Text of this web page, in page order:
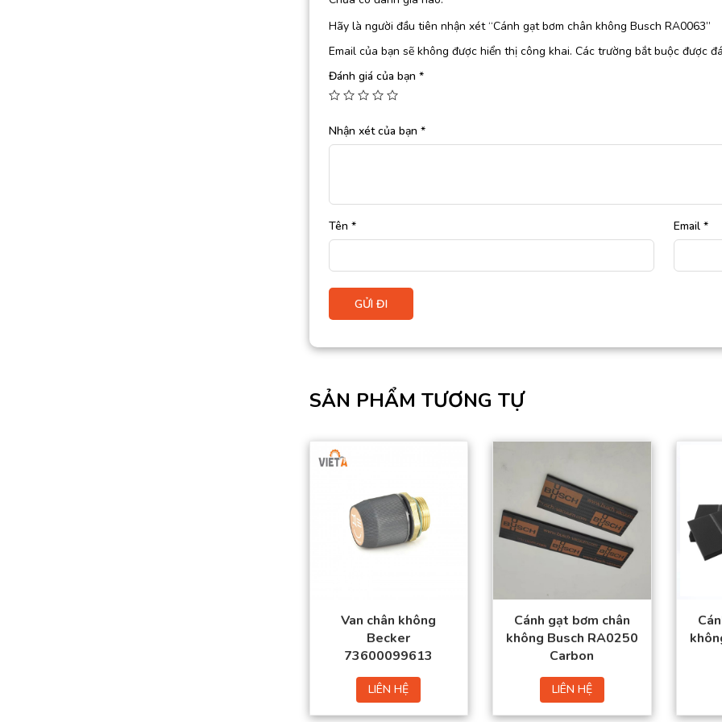
Hãy là người đầu tiên nhận xét “Cánh gạt bơm chân không Busch RA0063”
Email của bạn sẽ không được hiển thị công khai. Các trường bắt buộc được
Đánh giá của bạn *
Nhận xét của bạn *
Tên * Email *
SẢN PHẨM TƯƠNG TỰ
chuẩn chất lượng
Hàng có sẵn trong
kho
Giá thành tốt nhất
thị trường.
Van chân không
Becker
73600099613
LIÊN HỆ
Sản phẩm đạt tiêu
chuẩn chất lượng
cao.
Hàng có sẵn trong
kho
Giá thành tốt nhất thị
trường.
Đặt mua thuận tiện –
Cánh gạt bơm chân
không Busch RA0250
Carbon
LIÊN HỆ